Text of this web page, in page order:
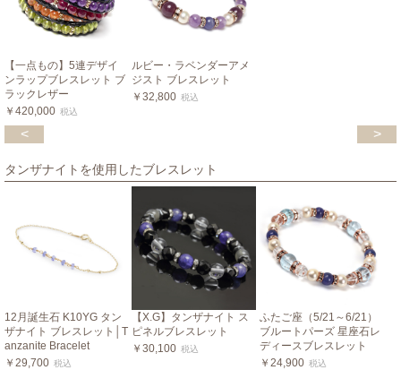
【一点もの】5連デザイ
ンラップブレスレット ブ
ラックレザー
￥420,000 税込
ルビー・ラベンダーアメ
ジスト ブレスレット
￥32,800 税込
< >
タンザナイトを使用したブレスレット
12月誕生石 K10YG タン
ザナイト ブレスレット│T
anzanite Bracelet
￥29,700 税込
【X.G】タンザナイト ス
ピネルブレスレット
￥30,100 税込
ふたご座（5/21～6/21）
ブルートパーズ 星座石レ
ディースブレスレット
￥24,900 税込